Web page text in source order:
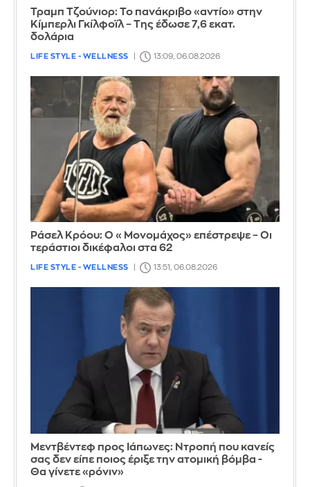
Τραμπ Τζούνιορ: Το πανάκριβο «αντίο» στην
Κίμπερλι Γκίλφοϊλ – Της έδωσε 7,6 εκατ.
δολάρια
LIFE STYLE - WELLNESS 13:09, 06.08.2026
Ράσελ Κρόου: Ο «Μονομάχος» επέστρεψε – Οι
τεράστιοι δικέφαλοι στα 62
LIFE STYLE - WELLNESS 13:51, 06.08.2026
Μεντβέντεφ προς Ιάπωνες: Ντροπή που κανείς
σας δεν είπε ποιος έριξε την ατομική βόμβα -
Θα γίνετε «ρόνιν»